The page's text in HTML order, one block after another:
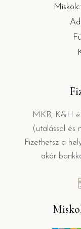
MKB, K&H
(utalással és
Fizethetsz a
akár